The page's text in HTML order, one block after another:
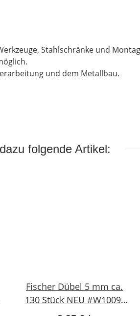
Stahlschränke und
und dem Metallbau.
folgende Artikel:
Fischer Dübel 5 mm ca.
130 Stück NEU #W1009-
1067K